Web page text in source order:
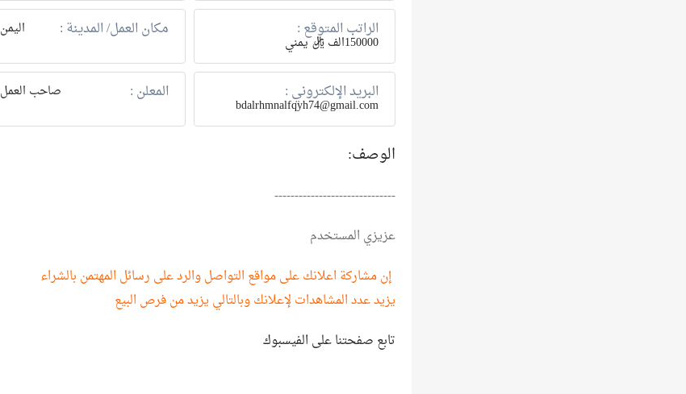
الراتب المتوقع :
150000الف ريال يمني
مكان العمل/ المدينة : اليمن
البريد الإلكتروني :
bdalrhmnalfqyh74@gmail.com
المعلن : صاحب العمل
الوصف:
------------------------------
عزيزي المستخدم
إن مشاركة اعلانك على مواقع التواصل والرد على رسائل المهتمن بالشراء
يزيد عدد المشاهدات لإعلانك وبالتالي يزيد من فرص البيع
تابع صفحتنا على الفيسبوك